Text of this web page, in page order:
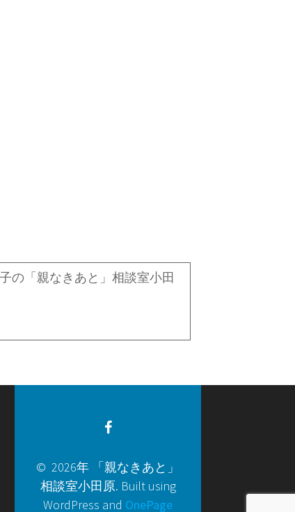
「親なきあと」相談室小田
© 2026年 「親なきあと」
相談室小田原. Built using
WordPress and OnePage